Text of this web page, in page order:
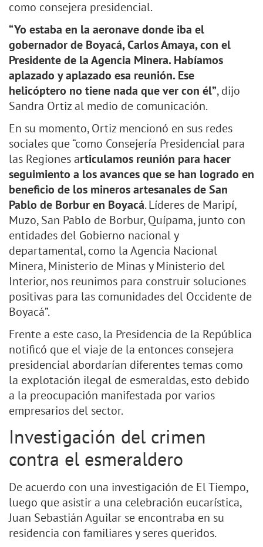
como consejera presidencial.
“Yo estaba en la aeronave donde iba el
gobernador de Boyacá, Carlos Amaya, con el
Presidente de la Agencia Minera. Habíamos
aplazado y aplazado esa reunión. Ese
helicóptero no tiene nada que ver con él”, dijo
Sandra Ortiz al medio de comunicación.
En su momento, Ortiz mencionó en sus redes
sociales que “como Consejería Presidencial para
las Regiones articulamos reunión para hacer
seguimiento a los avances que se han logrado en
beneficio de los mineros artesanales de San
Pablo de Borbur en Boyacá. Líderes de Maripí,
Muzo, San Pablo de Borbur, Quípama, junto con
entidades del Gobierno nacional y
departamental, como la Agencia Nacional
Minera, Ministerio de Minas y Ministerio del
Interior, nos reunimos para construir soluciones
positivas para las comunidades del Occidente de
Boyacá”.
Frente a este caso, la Presidencia de la República
notificó que el viaje de la entonces consejera
presidencial abordarían diferentes temas como
la explotación ilegal de esmeraldas, esto debido
a la preocupación manifestada por varios
empresarios del sector.
Investigación del crimen
contra el esmeraldero
De acuerdo con una investigación de El Tiempo,
luego que asistir a una celebración eucarística,
Juan Sebastián Aguilar se encontraba en su
residencia con familiares y seres queridos.